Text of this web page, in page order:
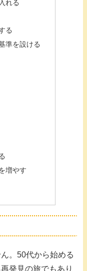
れる
る
準を設ける
増やす
。50代から始める
発見の旅でもあり